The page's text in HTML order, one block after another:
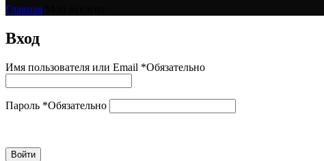
Главная
Вход
Имя пользователя или Email *Обязательно
Пароль *Обязательно
Войти